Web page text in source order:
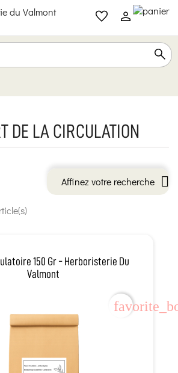
DE LA CIRCULATION
Affinez votre recherche
150 Gr - Herboristerie Du
Valmont